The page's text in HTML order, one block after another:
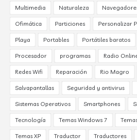
Multimedia Naturaleza
Ofimática Particiones Personalizar
Playa Portables Portátiles baratos
Procesador programas Radio
Redes Wifi Reparación Rio Magro
Salvapantallas Seguridad y antivirus
Sistemas Operativos Smartphones
Tecnología Temas Windows 7
Temas XP Traductor Traductores